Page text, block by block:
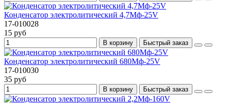
Конденсатор электролитический 4,7Mф-25V
17-010028
15 руб
В корзину Быстрый заказ
Конденсатор электролитический 680Mф-25V
17-010030
35 руб
В корзину Быстрый заказ